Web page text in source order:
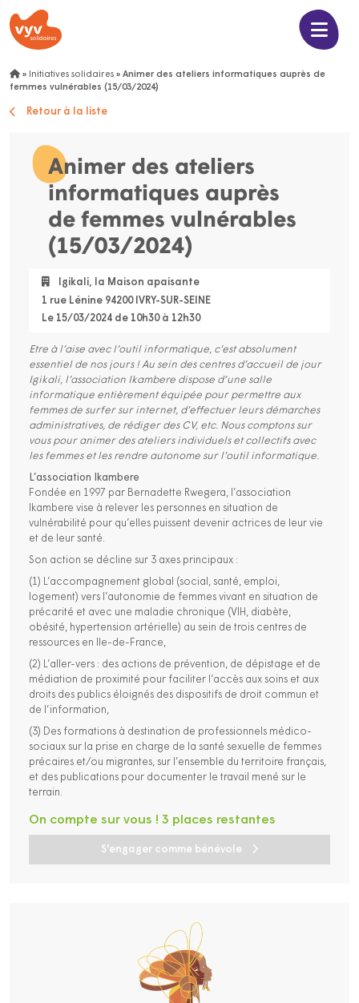
» Initiatives solidaires » Animer des ateliers informatiques auprès de
femmes vulnérables (15/03/2024)
Retour à la liste
Animer des ateliers
informatiques auprès
de femmes vulnérables
(15/03/2024)
Igikali, la Maison apaisante
1 rue Lénine 94200 IVRY-SUR-SEINE
Le 15/03/2024 de 10h30 à 12h30
Etre à l’aise avec l’outil informatique, c’est absolument
essentiel de nos jours ! Au sein des centres d’accueil de jour
Igikali, l’association Ikambere dispose d’une salle
informatique entièrement équipée pour permettre aux
femmes de surfer sur internet, d’effectuer leurs démarches
administratives, de rédiger des CV, etc. Nous comptons sur
vous pour animer des ateliers individuels et collectifs avec
les femmes et les rendre autonome sur l’outil informatique.
L’association Ikambere
Fondée en 1997 par Bernadette Rwegera, l’association
Ikambere vise à relever les personnes en situation de
vulnérabilité pour qu’elles puissent devenir actrices de leur vie
et de leur santé.
Son action se décline sur 3 axes principaux :
(1) L’accompagnement global (social, santé, emploi,
logement) vers l’autonomie de femmes vivant en situation de
précarité et avec une maladie chronique (VIH, diabète,
obésité, hypertension artérielle) au sein de trois centres de
ressources en Ile-de-France,
(2) L’aller-vers : des actions de prévention, de dépistage et de
médiation de proximité pour faciliter l’accès aux soins et aux
droits des publics éloignés des dispositifs de droit commun et
de l’information,
(3) Des formations à destination de professionnels médico-
sociaux sur la prise en charge de la santé sexuelle de femmes
précaires et/ou migrantes, sur l’ensemble du territoire français,
et des publications pour documenter le travail mené sur le
terrain.
S'engager comme bénévole
On compte sur vous ! 3 places restantes